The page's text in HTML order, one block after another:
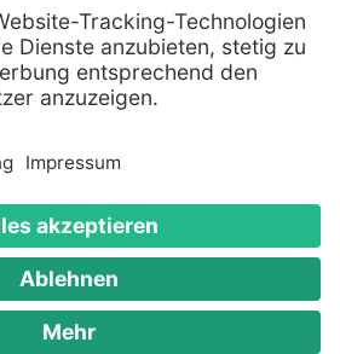
Warenzeichen der
- 2026 Toys for Fun
Rechte vorbehalten